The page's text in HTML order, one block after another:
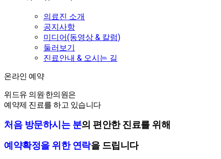
의료진 소개
공지사항
미디어(동영상 & 칼럼)
둘러보기
진료안내 & 오시는 길
온라인 예약
온라인 예약
위드유 의원·한의원은
예약제 진료를 하고 있습니다
처음 방문하시는 분의 편안한 진료를 위해
예약확정을 위한 연락을 드립니다